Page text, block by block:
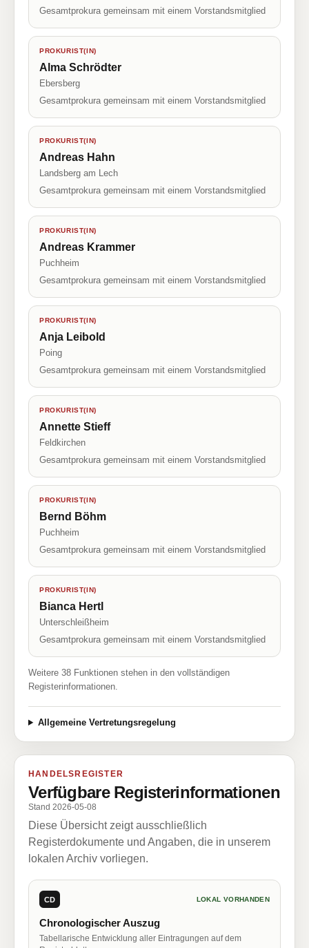
Gesamtprokura gemeinsam mit einem Vorstandsmitglied
PROKURIST(IN)
Alma Schrödter
Ebersberg
Gesamtprokura gemeinsam mit einem Vorstandsmitglied
PROKURIST(IN)
Andreas Hahn
Landsberg am Lech
Gesamtprokura gemeinsam mit einem Vorstandsmitglied
PROKURIST(IN)
Andreas Krammer
Puchheim
Gesamtprokura gemeinsam mit einem Vorstandsmitglied
PROKURIST(IN)
Anja Leibold
Poing
Gesamtprokura gemeinsam mit einem Vorstandsmitglied
PROKURIST(IN)
Annette Stieff
Feldkirchen
Gesamtprokura gemeinsam mit einem Vorstandsmitglied
PROKURIST(IN)
Bernd Böhm
Puchheim
Gesamtprokura gemeinsam mit einem Vorstandsmitglied
PROKURIST(IN)
Bianca Hertl
Unterschleißheim
Gesamtprokura gemeinsam mit einem Vorstandsmitglied
Weitere 38 Funktionen stehen in den vollständigen
Registerinformationen.
Allgemeine Vertretungsregelung
HANDELSREGISTER
Verfügbare Registerinformationen
Stand 2026-05-08
Diese Übersicht zeigt ausschließlich
Registerdokumente und Angaben, die in unserem
lokalen Archiv vorliegen.
CD LOKAL VORHANDEN
Chronologischer Auszug
Tabellarische Entwicklung aller Eintragungen auf dem